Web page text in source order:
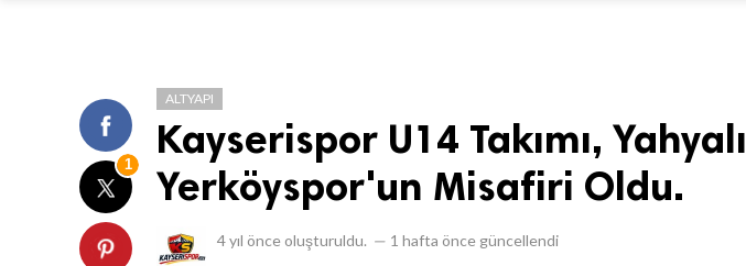
1
ALTYAPI
Kayserispor U14 Takımı, Yahyalı
Yerköyspor'un Misafiri Oldu.
4 yıl önce oluşturuldu. — 1 hafta önce güncellendi